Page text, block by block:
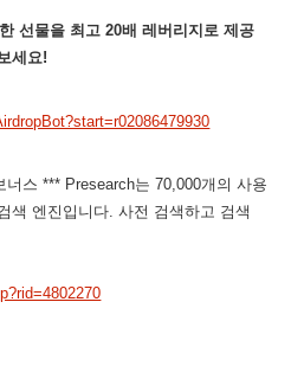
선물을 최고 20배 레버리지로 제공
세요!
너스 *** Presearch는 70,000개의 사용
색 엔진입니다. 사전 검색하고 검색